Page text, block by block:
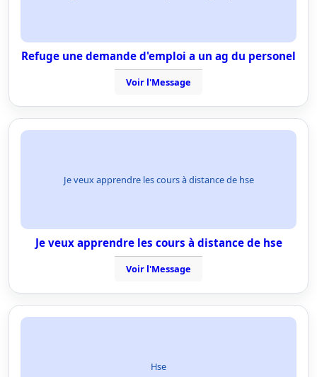
Refuge une demande d'emploi a un ag du personel
Voir l'Message
Je veux apprendre les cours à distance de hse
Je veux apprendre les cours à distance de hse
Voir l'Message
Hse